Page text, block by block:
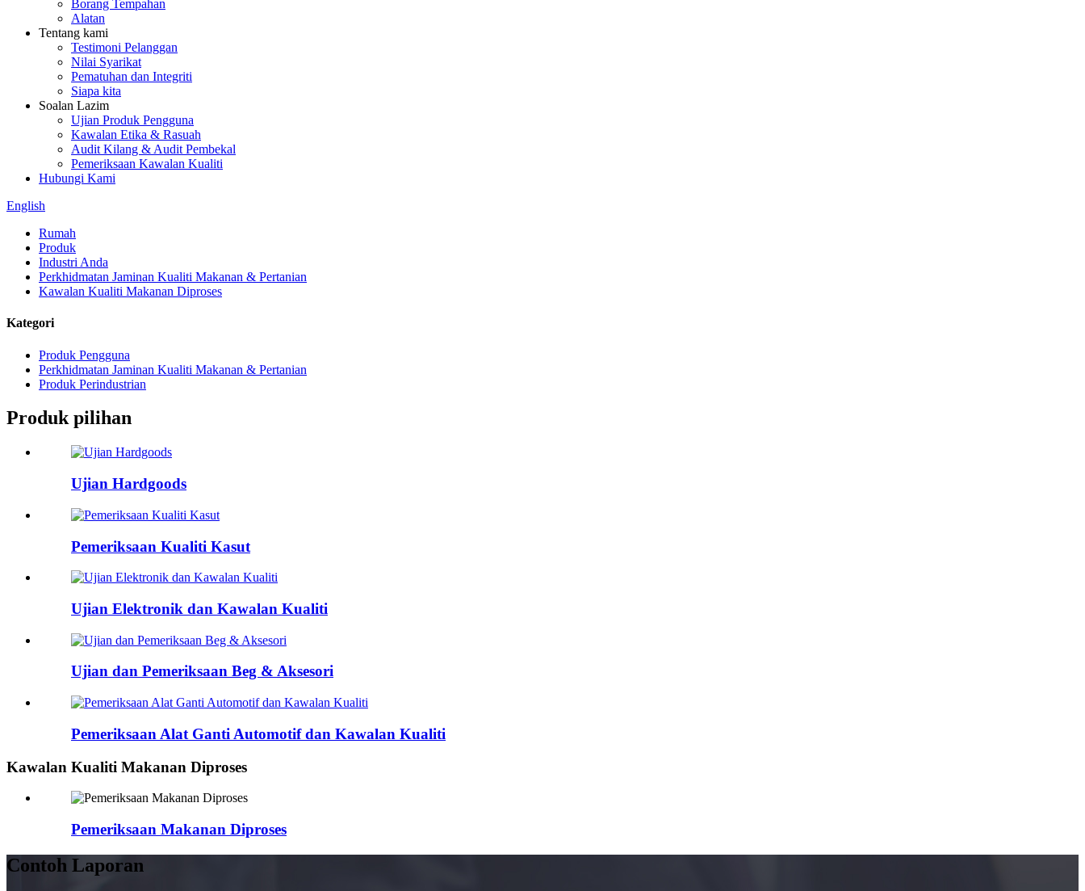
Borang Tempahan
Alatan
Tentang kami
Testimoni Pelanggan
Nilai Syarikat
Pematuhan dan Integriti
Siapa kita
Soalan Lazim
Ujian Produk Pengguna
Kawalan Etika & Rasuah
Audit Kilang & Audit Pembekal
Pemeriksaan Kawalan Kualiti
Hubungi Kami
English
Rumah
Produk
Industri Anda
Perkhidmatan Jaminan Kualiti Makanan & Pertanian
Kawalan Kualiti Makanan Diproses
Kategori
Produk Pengguna
Perkhidmatan Jaminan Kualiti Makanan & Pertanian
Produk Perindustrian
Produk pilihan
Ujian Hardgoods
Pemeriksaan Kualiti Kasut
Ujian Elektronik dan Kawalan Kualiti
Ujian dan Pemeriksaan Beg & Aksesori
Pemeriksaan Alat Ganti Automotif dan Kawalan Kualiti
Kawalan Kualiti Makanan Diproses
Pemeriksaan Makanan Diproses
Contoh Laporan